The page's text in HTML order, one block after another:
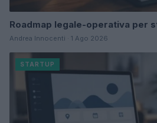
Roadmap legale-operativa per
Andrea Innocenti · 1 Ago 2026
STARTUP